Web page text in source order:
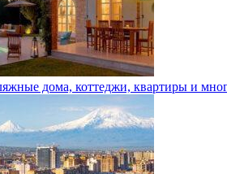
дома, коттеджи, квартиры и